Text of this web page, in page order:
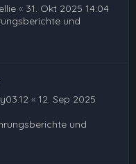
« 31. Okt 2025 14:04
und
« 12. Sep 2025
und